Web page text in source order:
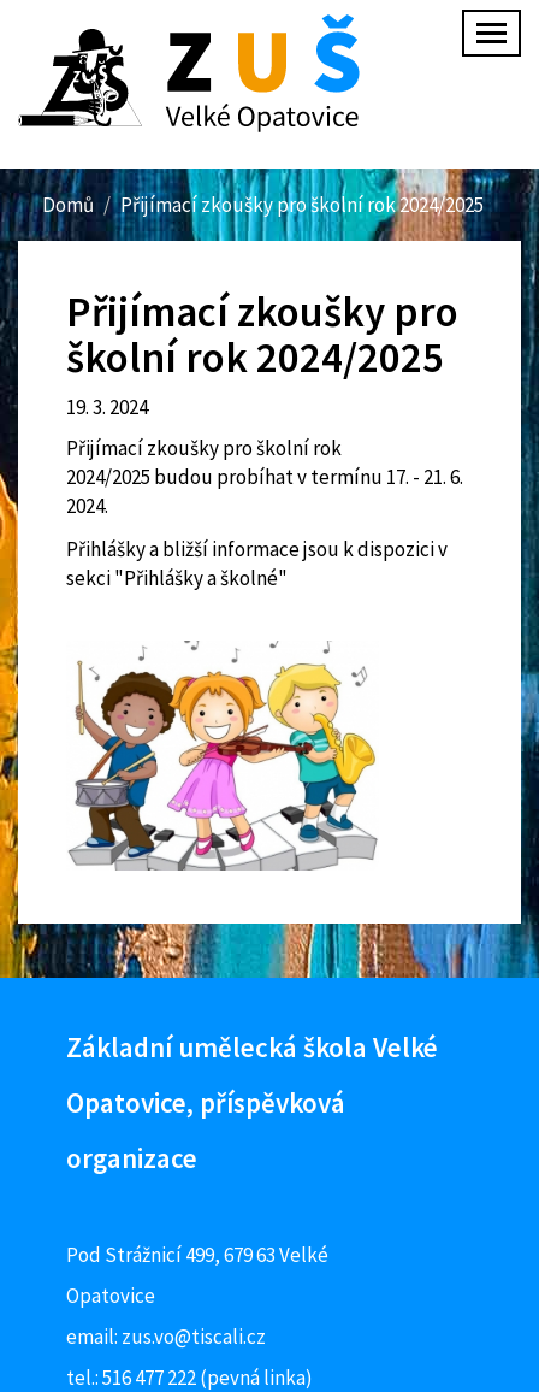
hlavnímu
obsahu
Domů Přijímací zkoušky pro školní rok 2024/2025
Přijímací zkoušky pro
školní rok 2024/2025
19. 3. 2024
Přijímací zkoušky pro školní rok
2024/2025 budou probíhat v termínu 17. - 21. 6.
2024.
Přihlášky a bližší informace jsou k dispozici v
sekci "Přihlášky a školné"
Základní umělecká škola Velké
Opatovice, příspěvková
organizace
Pod Strážnicí 499, 679 63 Velké
Opatovice
email: zus.vo@tiscali.cz
tel.: 516 477 222 (pevná linka)